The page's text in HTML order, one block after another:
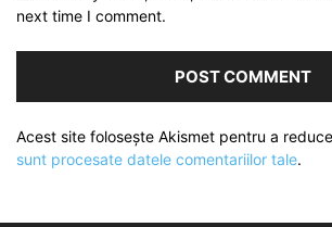
next time I comment.
Acest site folosește Akismet pentru a
sunt procesate datele comentariilor tale.